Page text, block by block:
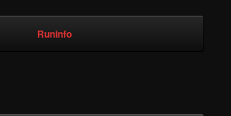
Runinfo